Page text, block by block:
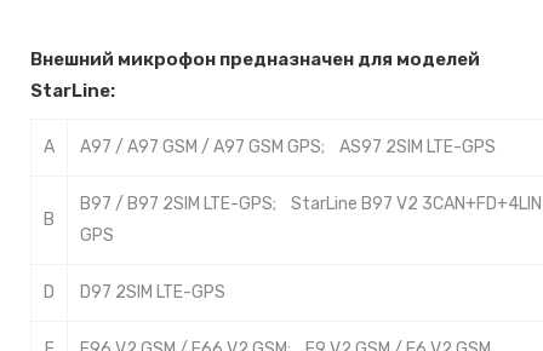
Внешний микрофон предназначен для моделей
StarLine:
A A97 / A97 GSM / A97 GSM GPS; AS97 2SIM LTE-GPS
B
B97 / B97 2SIM LTE-GPS; StarLine B97 V2 3CAN+FD+4LIN
GPS
D D97 2SIM LTE-GPS